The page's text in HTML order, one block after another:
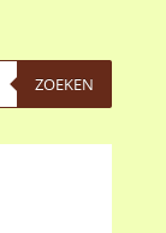
ZOEKEN